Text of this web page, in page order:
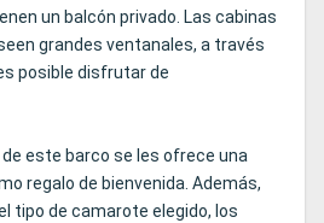
un balcón privado. Las cabinas
grandes ventanales, a través
posible disfrutar de
este barco se les ofrece una
regalo de bienvenida. Además,
tipo de camarote elegido, los